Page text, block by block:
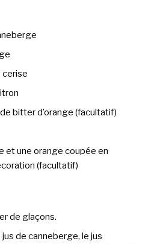
cerise
bitter d’orange (facultatif)
et une orange coupée en
(facultatif)
de glaçons.
de canneberge, le jus